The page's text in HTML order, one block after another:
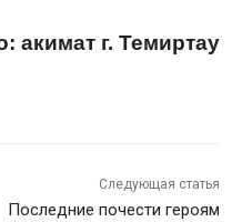
акимат г. Темиртау
Следующая статья
Последние почести героям